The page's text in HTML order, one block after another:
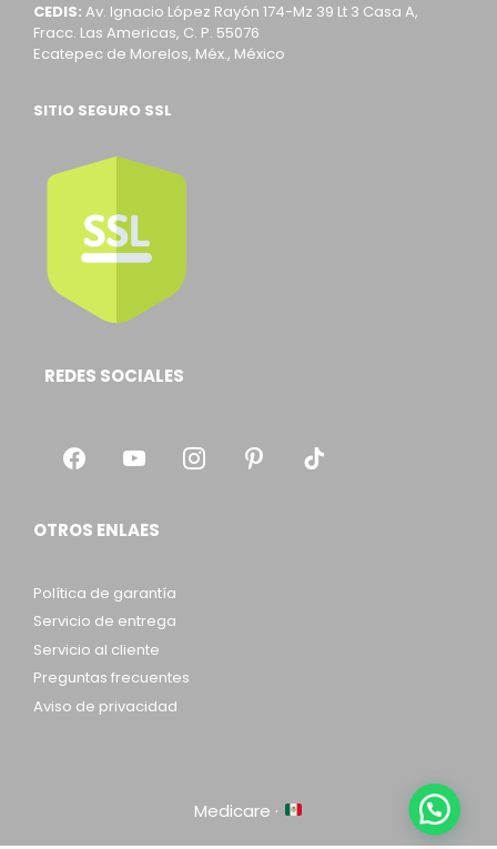
CEDIS: Av. Ignacio López Rayón 174-Mz 39 Lt 3 Casa A,
Fracc. Las Americas, C. P. 55076
Ecatepec de Morelos, Méx., México
SITIO SEGURO SSL
REDES SOCIALES
OTROS ENLAES
Política de garantía
Servicio de entrega
Servicio al cliente
Preguntas frecuentes
Aviso de privacidad
Medicare · Checkout